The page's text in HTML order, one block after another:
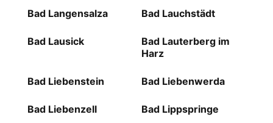
Bad Langensalza Bad Lauchstädt
Bad Lausick
Bad Lauterberg im
Harz
Bad Liebenstein Bad Liebenwerda
Bad Liebenzell Bad Lippspringe